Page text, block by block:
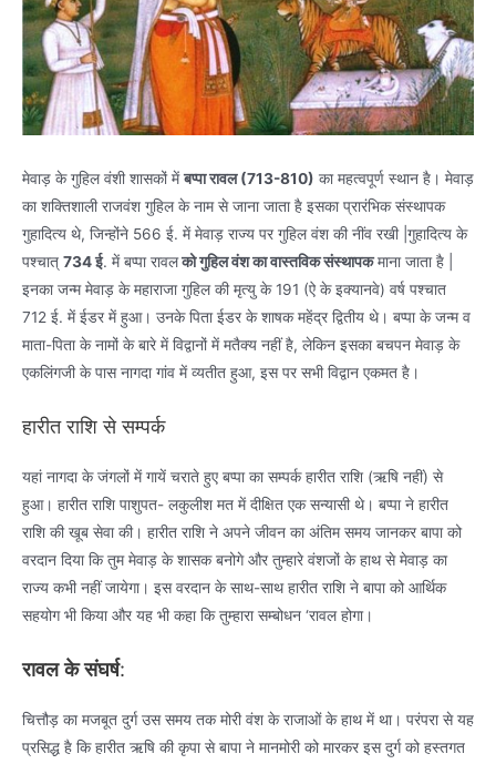
मेवाड़ के गुहिल वंशी शासकों मेंबप्पा रावल (713-810) का महत्वपूर्ण स्थान है। मेवाड़
का शक्तिशाली राजवंश गुहिल के नाम से जाना जाता है इसका प्रारंभिक संस्थापक
गुहादित्य थे, जिन्होंने 566 ई. में मेवाड़ राज्य पर गुहिल वंश की नींव रखी |गुहादित्य के
पश्चात् 734 ई. में बप्पा रावलको गुहिल वंश का वास्तविक संस्थापकमाना जाता है |
इनका जन्म मेवाड़ के महाराजा गुहिल की मृत्यु के 191 (ऐ के इक्यानवे) वर्ष पश्चात
712 ई. में ईडर में हुआ। उनके पिता ईडर के शाषक महेंद्र द्वितीय थे। बप्पा के जन्म व
माता-पिता के नामों के बारे में विद्वानों में मतैक्य नहीं है, लेकिन इसका बचपन मेवाड़ के
एकलिंगजी के पास नागदा गांव में व्यतीत हुआ, इस पर सभी विद्वान एकमत है।
हारीत राशि से सम्पर्क
यहां नागदा के जंगलों में गायें चराते हुए बप्पा का सम्पर्क हारीत राशि (ऋषि नहीं) से
हुआ। हारीत राशि पाशुपत- लकुलीश मत में दीक्षित एक सन्यासी थे। बप्पा ने हारीत
राशि की खूब सेवा की। हारीत राशि ने अपने जीवन का अंतिम समय जानकर बापा को
वरदान दिया कि तुम मेवाड़ के शासक बनोगे और तुम्हारे वंशजों के हाथ से मेवाड़ का
राज्य कभी नहीं जायेगा। इस वरदान के साथ-साथ हारीत राशि ने बापा को आर्थिक
सहयोग भी किया और यह भी कहा कि तुम्हारा सम्बोधन ‘रावल होगा।
रावल के संघर्ष:
चित्तौड़ का मजबूत दुर्ग उस समय तक मोरी वंश के राजाओं के हाथ में था। परंपरा से यह
प्रसिद्ध है कि हारीत ऋषि की कृपा से बापा ने मानमोरी को मारकर इस दुर्ग को हस्तगत